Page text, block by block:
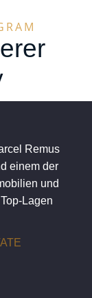
Remus
einem der
und
Lagen